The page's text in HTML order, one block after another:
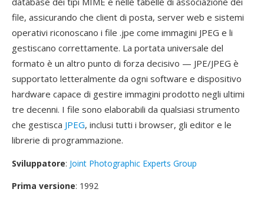
file, assicurando che client di posta, server web e sistemi
operativi riconoscano i file .jpe come immagini JPEG e li
gestiscano correttamente. La portata universale del
formato è un altro punto di forza decisivo — JPE/JPEG è
supportato letteralmente da ogni software e dispositivo
hardware capace di gestire immagini prodotto negli ultimi
tre decenni. I file sono elaborabili da qualsiasi strumento
che gestisca JPEG, inclusi tutti i browser, gli editor e le
librerie di programmazione.
Sviluppatore: Joint Photographic Experts Group
Prima versione: 1992